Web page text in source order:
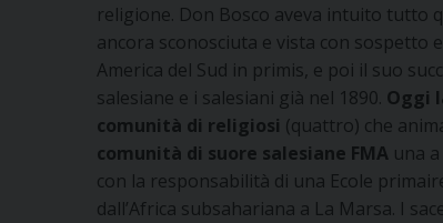
religione. Don Bosco aveva intuito tutto
ancora sconosciuta e vista con sospetto
America del Sud in primis, e poi il suo
salesiane e i salesiani già nel 1890. Oggi
comunità di religiosi (quattro) che
comunità di suore salesiane FMA una
con la responsabilità di una Ecole
dall’Africa subsahariana a La Marsa. I